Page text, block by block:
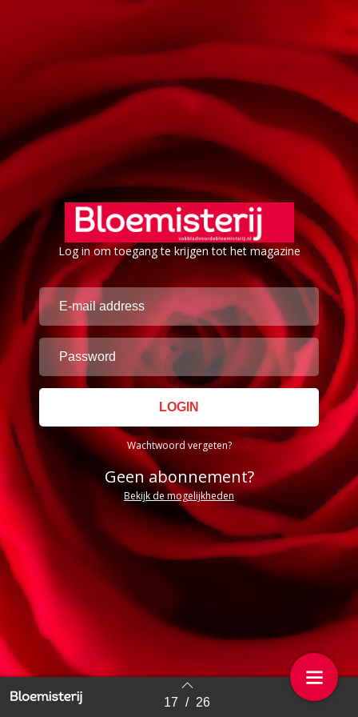
Back to index 17 / 26
Log in om toegang te krijgen tot het magazine
Wachtwoord vergeten?
Geen abonnement?
Bekijk de mogelijkheden